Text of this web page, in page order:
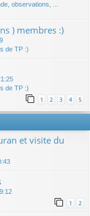
observations, ...
) membres :)
de TP :)
de TP :)
1 2 3 4 5
et visite du
1 2